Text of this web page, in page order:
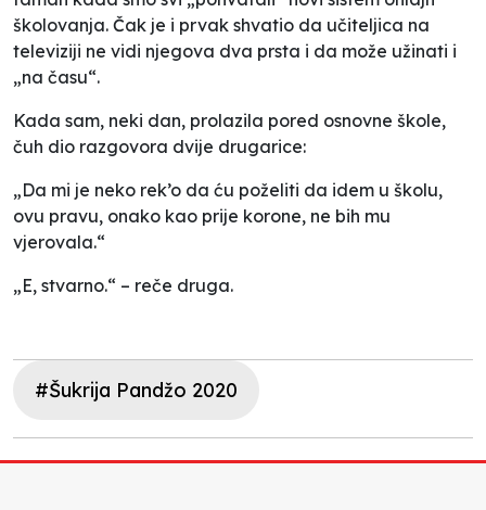
školovanja. Čak je i prvak shvatio da učiteljica na
televiziji ne vidi njegova dva prsta i da može užinati i
„na času“.
Kada sam, neki dan, prolazila pored osnovne škole,
čuh dio razgovora dvije drugarice:
„Da mi je neko rek’o da ću poželiti da idem u školu,
ovu pravu, onako kao prije korone, ne bih mu
vjerovala.“
„E, stvarno.“ – reče druga.
#Šukrija Pandžo 2020